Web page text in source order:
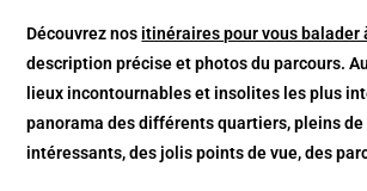
Découvrez nos itinéraires pour vous balader
description précise et photos du parcours.
lieux incontournables et insolites les plus
panorama des différents quartiers, pleins de
intéressants, des jolis points de vue, des